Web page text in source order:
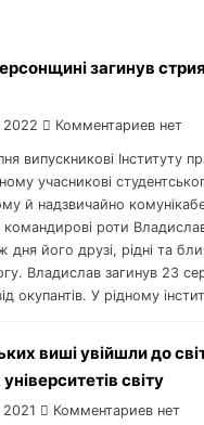
загинув
2022 Комментариев нет
випускникові Інституту
учасникові
й надзвичайно
командирові роти
дня його друзі, рідні та
Владислав загинув 23
окупантів. У рідному
виші увійшли до
світу
2021 Комментариев нет